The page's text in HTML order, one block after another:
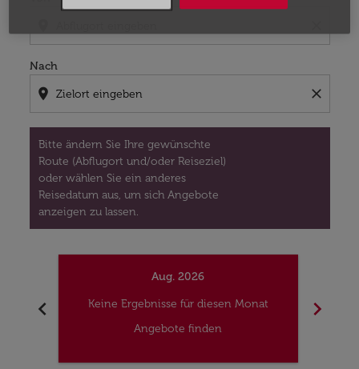
Nach
location_on close
Bitte ändern Sie Ihre gewünschte
Route (Abflugort und/oder Reiseziel)
oder wählen Sie ein anderes
Reisedatum aus, um sich Angebote
anzeigen zu lassen.
chevron_left
Aug. 2026
Keine Ergebnisse für diesen Monat
Angebote finden
chevron_right